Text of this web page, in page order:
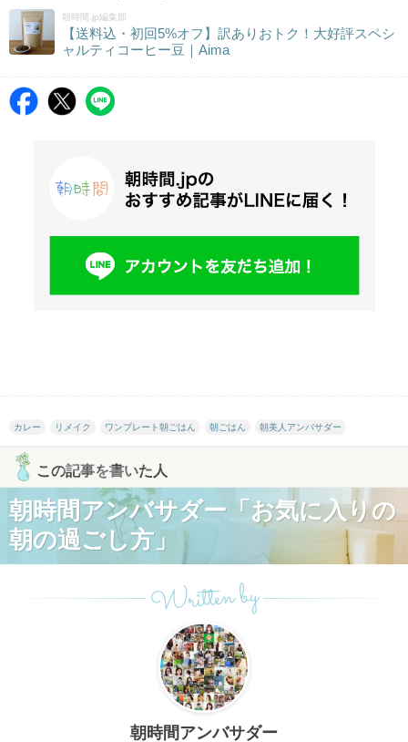
朝時間.jp編集部
【送料込・初回5%オフ】訳ありおトク！大好評スペシ
ャルティコーヒー豆｜Aima
カレー リメイク ワンプレート朝ごはん 朝ごはん 朝美人アンバサダー
この記事を書いた人
朝時間アンバサダー「お気に入りの
朝の過ごし方」
Written by
朝時間アンバサダー